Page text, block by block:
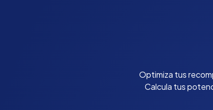
Optimiza tus
Calcula tus